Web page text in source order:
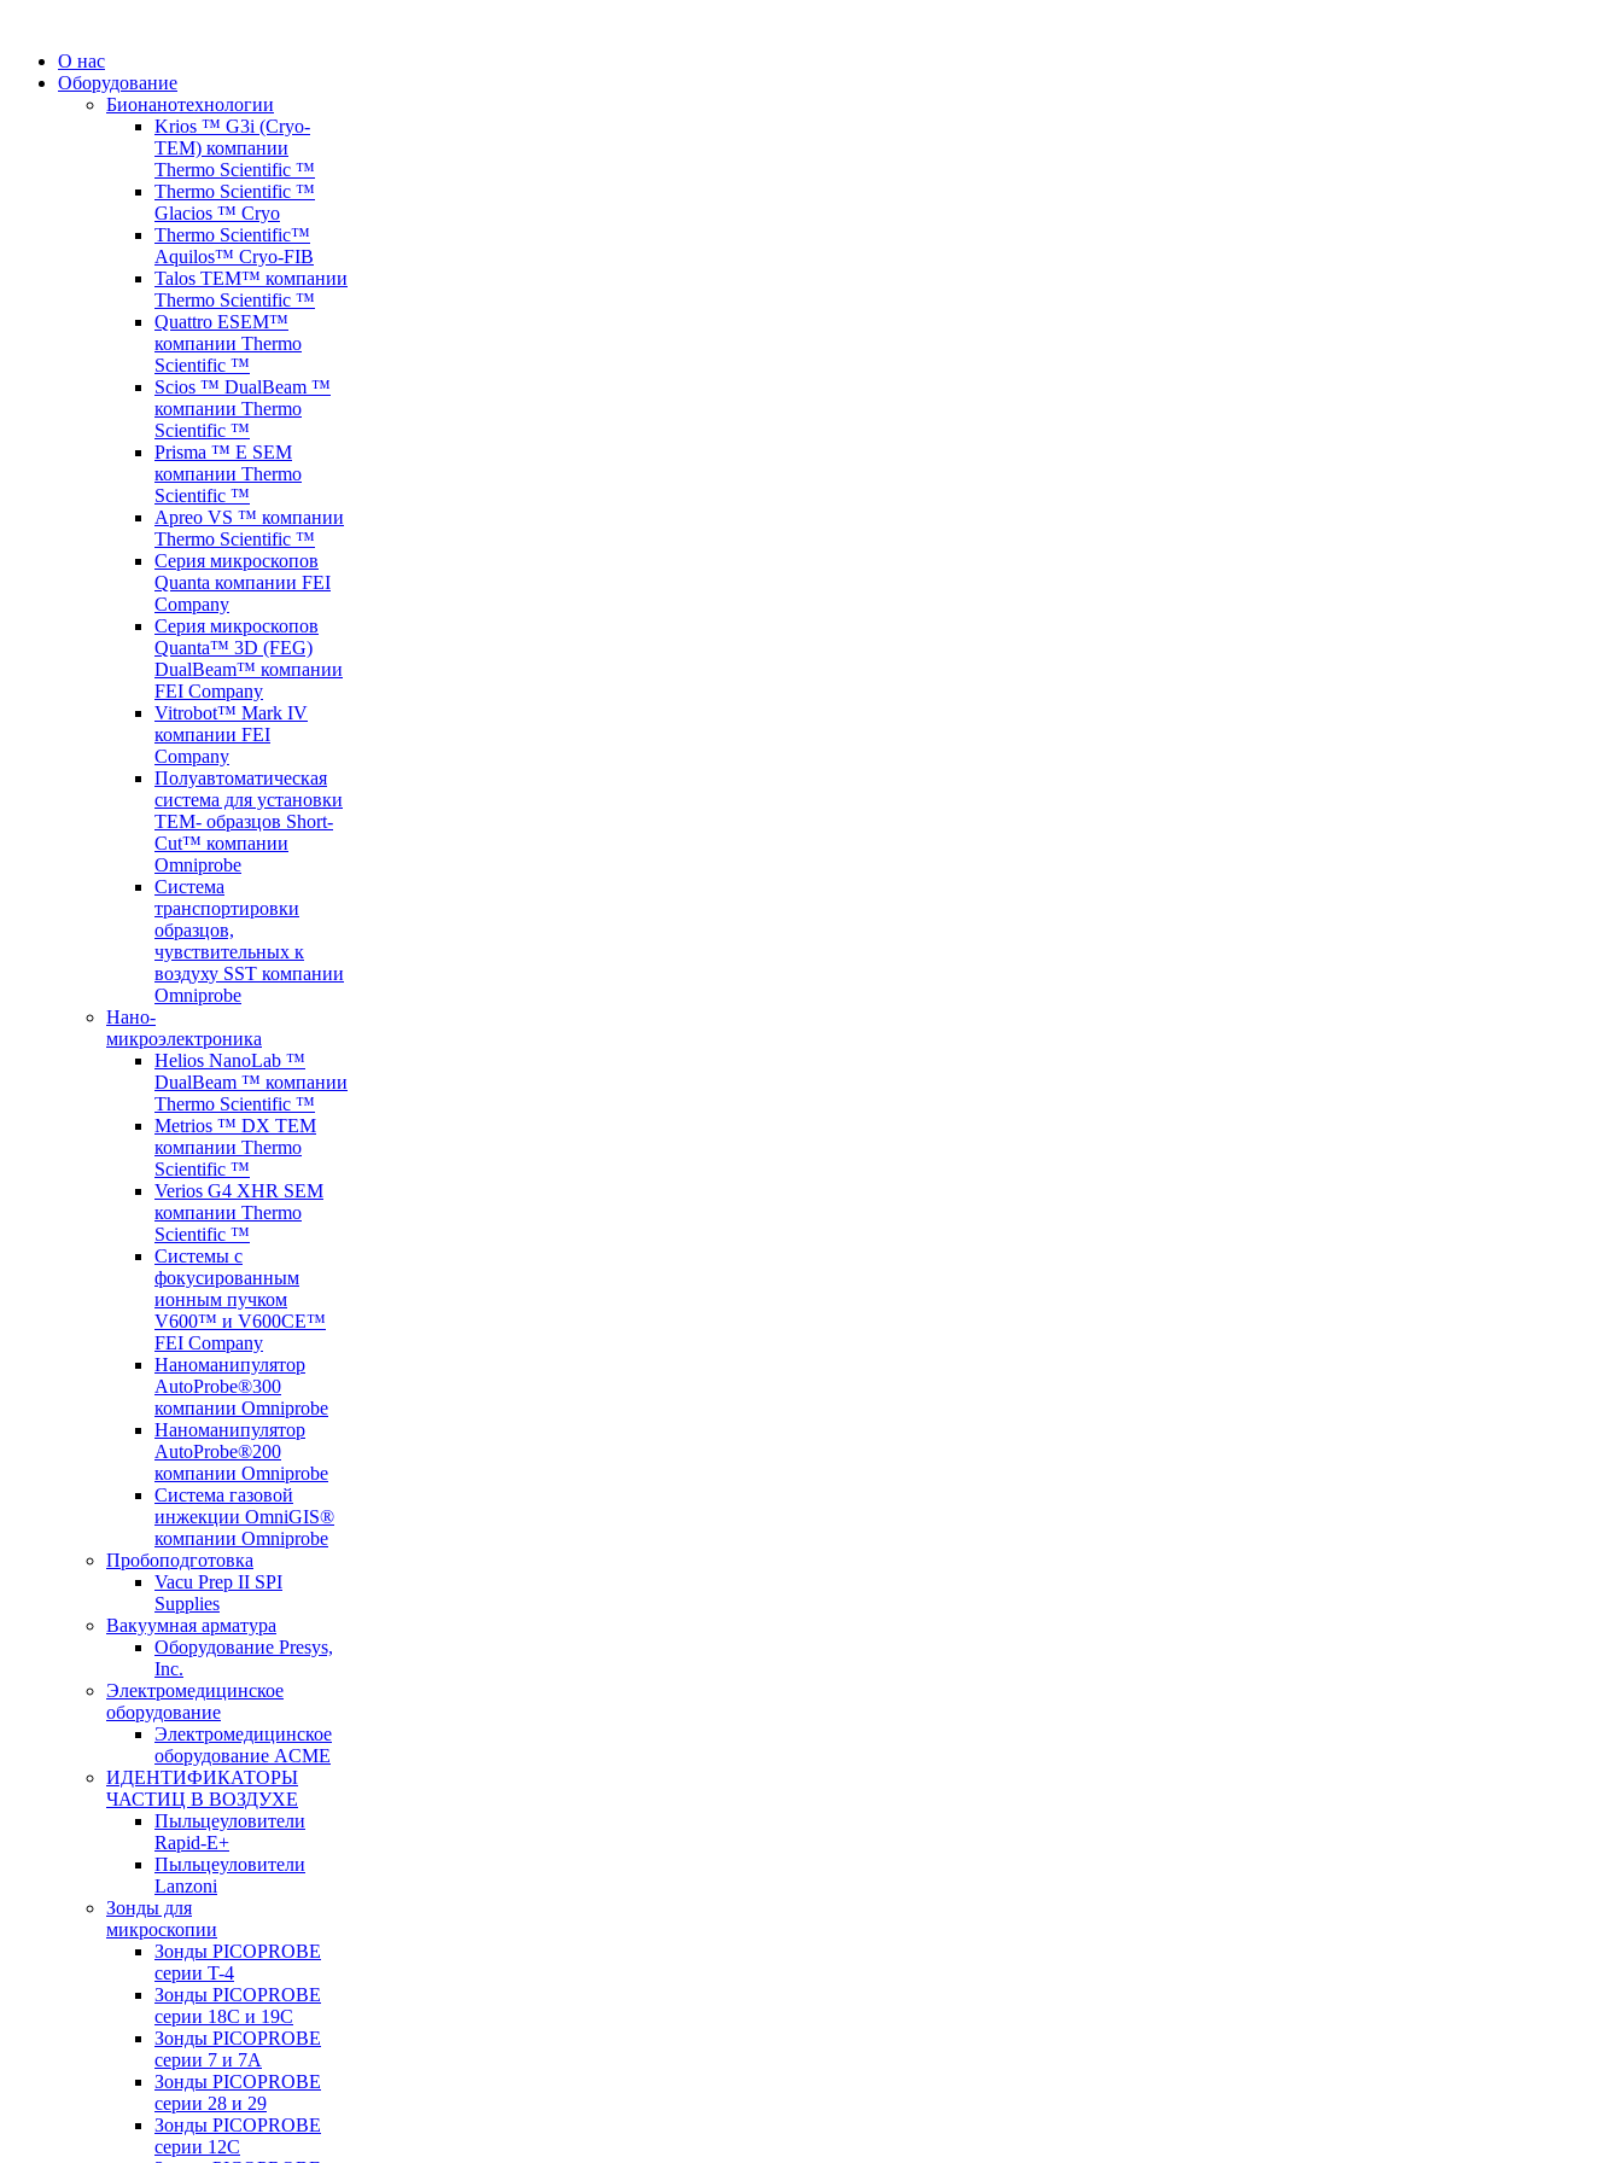
О нас
Оборудование
Бионанотехнологии
Krios ™ G3i (Cryo-
TEM) компании
Thermo Scientific ™
Thermo Scientific ™
Glacios ™ Cryo
Thermo Scientific™
Aquilos™ Cryo-FIB
Talos TEM™ компании
Thermo Scientific ™
Quattro ESEM™
компании Thermo
Scientific ™
Scios ™ DualBeam ™
компании Thermo
Scientific ™
Prisma ™ E SEM
компании Thermo
Scientific ™
Apreo VS ™ компании
Thermo Scientific ™
Серия микроскопов
Quanta компании FEI
Company
Серия микроскопов
Quanta™ 3D (FEG)
DualBeam™ компании
FEI Company
Vitrobot™ Mark IV
компании FEI
Company
Полуавтоматическая
система для установки
TEM- образцов Short-
Cut™ компании
Omniprobe
Система
транспортировки
образцов,
чувствительных к
воздуху SST компании
Omniprobe
Нано-
микроэлектроника
Helios NanoLab ™
DualBeam ™ компании
Thermo Scientific ™
Metrios ™ DX TEM
компании Thermo
Scientific ™
Verios G4 XHR SEM
компании Thermo
Scientific ™
Системы с
фокусированным
ионным пучком
V600™ и V600CE™
FEI Company
Наноманипулятор
AutoProbe®300
компании Omniprobe
Наноманипулятор
AutoProbe®200
компании Omniprobe
Система газовой
инжекции OmniGIS®
компании Omniprobe
Пробоподготовка
Vacu Prep II SPI
Supplies
Вакуумная арматура
Оборудование Presys,
Inc.
Электромедицинское
оборудование
Электромедицинское
оборудование ACME
ИДЕНТИФИКАТОРЫ
ЧАСТИЦ В ВОЗДУХЕ
Пыльцеуловители
Rapid-E+
Пыльцеуловители
Lanzoni
Зонды для
микроскопии
Зонды PICOPROBE
серии T-4
Зонды PICOPROBE
серии 18C и 19C
Зонды PICOPROBE
серии 7 и 7A
Зонды PICOPROBE
серии 28 и 29
Зонды PICOPROBE
серии 12C